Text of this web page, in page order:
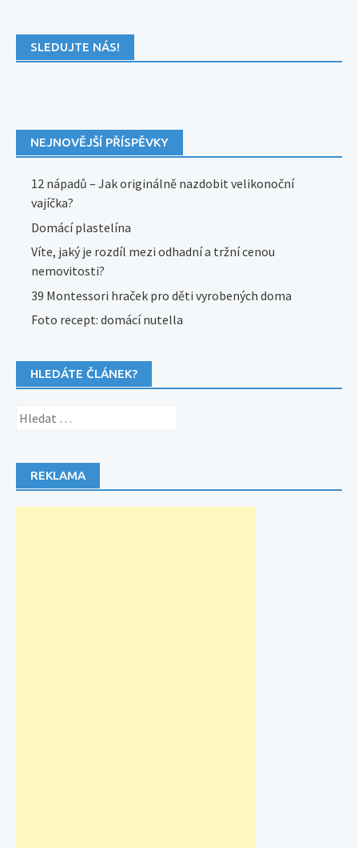
SLEDUJTE NÁS!
NEJNOVĚJŠÍ PŘÍSPĚVKY
12 nápadů – Jak originálně nazdobit velikonoční
vajíčka?
Domácí plastelína
Víte, jaký je rozdíl mezi odhadní a tržní cenou
nemovitosti?
39 Montessori hraček pro děti vyrobených doma
Foto recept: domácí nutella
HLEDÁTE ČLÁNEK?
Vyhledávání
REKLAMA